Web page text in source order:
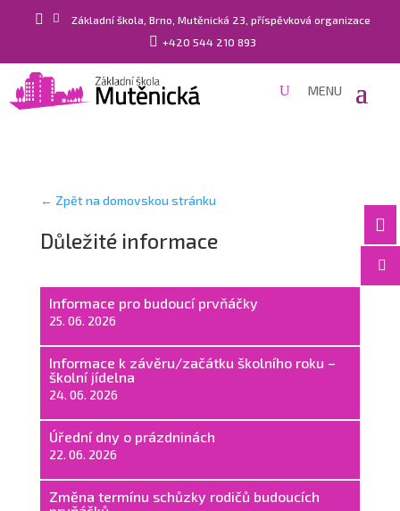
  Základní škola, Brno, Mutěnická 23, příspěvková organizace
 +420 544 210 893


← Zpět na domovskou stránku
Důležité informace
Informace pro budoucí prvňáčky
25. 06. 2026
Informace k závěru/začátku školního roku –
školní jídelna
24. 06. 2026
Úřední dny o prázdninách
22. 06. 2026
Změna termínu schůzky rodičů budoucích